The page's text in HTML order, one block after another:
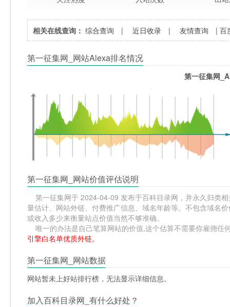
相关在线查询： 综合查询 |近日收录 |友情查询 |百
第一征集网_网站Alexa排名情况
第一征集网
第一征集网_网站价值评估说明
第一征集网于 2024-04-09 发布于百科目录网，并永久归类
量估计、网站外链、付费推广信息、域名年龄等。不包含域名
或收入多少来衡量站点价值当然不够准确。
唯一的办法是自己笔算网站的价值,这个估算不需要你雇佣任
引擎白名单优质外链。
第一征集网_网站数据
网站暂未上好站排行榜，无法显示详细信息。
加入百科目录网_有什么好处？